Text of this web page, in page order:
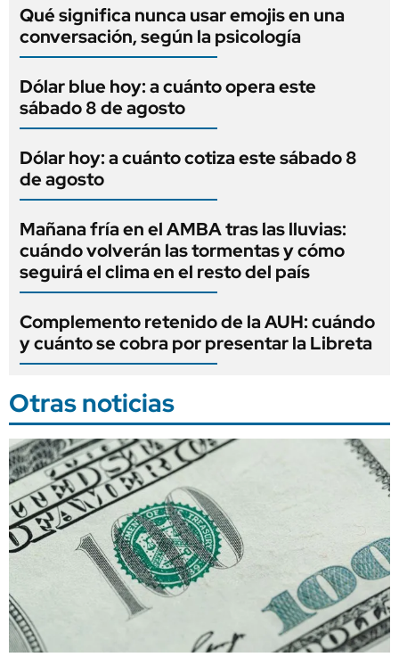
Qué significa nunca usar emojis en una
conversación, según la psicología
Dólar blue hoy: a cuánto opera este
sábado 8 de agosto
Dólar hoy: a cuánto cotiza este sábado 8
de agosto
Mañana fría en el AMBA tras las lluvias:
cuándo volverán las tormentas y cómo
seguirá el clima en el resto del país
Complemento retenido de la AUH: cuándo
y cuánto se cobra por presentar la Libreta
Otras noticias